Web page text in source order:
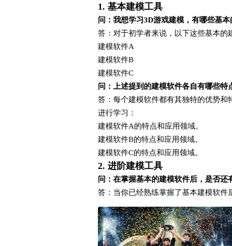
1. 基本建模工具
问：我想学习3D游戏建模，有哪些基
答：对于初学者来说，以下这些基本的
建模软件A
建模软件B
建模软件C
问：上述提到的建模软件各自有哪些特
答：每个建模软件都有其独特的优势
进行学习：
建模软件A的特点和应用领域。
建模软件B的特点和应用领域。
建模软件C的特点和应用领域。
2. 进阶建模工具
问：在掌握基本的建模软件后，是否还
答：当你已经熟练掌握了基本建模软件